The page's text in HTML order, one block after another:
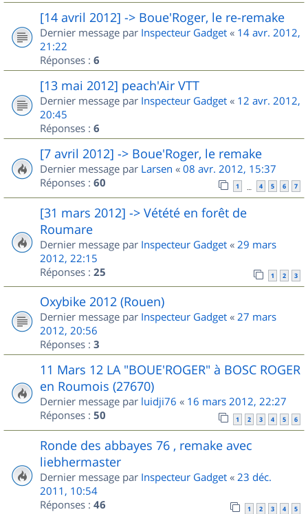
[14 avril 2012] -> Boue'Roger, le re-remake
Dernier message par Inspecteur Gadget « 14 avr. 2012,
21:22
Réponses : 6
[13 mai 2012] peach'Air VTT
Dernier message par Inspecteur Gadget « 12 avr. 2012,
20:45
Réponses : 6
[7 avril 2012] -> Boue'Roger, le remake
Dernier message par Larsen « 08 avr. 2012, 15:37
Réponses : 60 1 … 4 5 6 7
[31 mars 2012] -> Vétété en forêt de
Roumare
Dernier message par Inspecteur Gadget « 29 mars
2012, 22:15
Réponses : 25 1 2 3
Oxybike 2012 (Rouen)
Dernier message par Inspecteur Gadget « 27 mars
2012, 20:56
Réponses : 3
11 Mars 12 LA "BOUE'ROGER" à BOSC ROGER
en Roumois (27670)
Dernier message par luidji76 « 16 mars 2012, 22:27
Réponses : 50 1 2 3 4 5 6
Ronde des abbayes 76 , remake avec
liebhermaster
Dernier message par Inspecteur Gadget « 23 déc.
2011, 10:54
Réponses : 46 1 2 3 4 5